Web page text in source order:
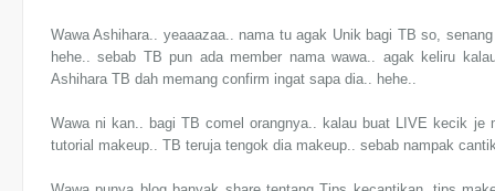
Wawa Ashihara.. yeaaazaa.. nama tu agak Unik bagi TB so,
hehe.. sebab TB pun ada member nama wawa.. agak keliru
Ashihara TB dah memang confirm ingat sapa dia.. hehe..
Wawa ni kan.. bagi TB comel orangnya.. kalau buat LIVE kecik
tutorial makeup.. TB teruja tengok dia makeup.. sebab nampak